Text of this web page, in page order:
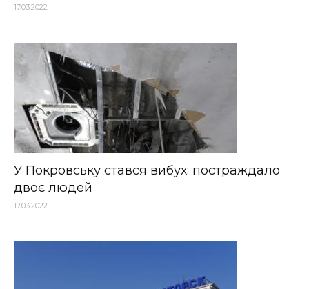
17.03.2022
У Покровську стався вибух: постраждало
двоє людей
17.03.2022